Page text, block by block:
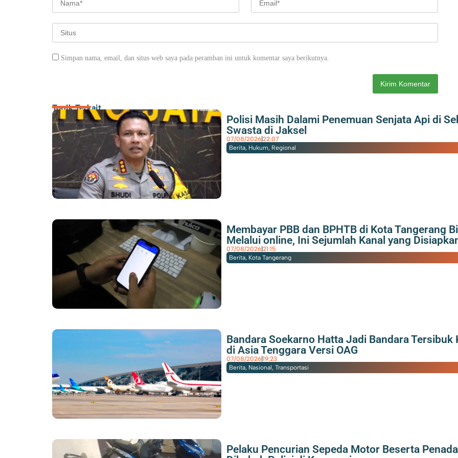
Simpan nama, email, dan situs web saya pada peramban ini untuk komentar saya berikutnya.
Topik Terkait
Polisi Masih Dalami Penemuan Senjata Api di
Swasta di Jaksel
07/08/2026|22:07
Berita, Hukum, Regional
Membayar PBB dan BPHTB di Kota Tangerang
Melalui online, Ini Sejumlah Kanal yang
07/08/2026|21:15
Berita, Kota Tangerang
Bandara Soekarno Hatta Jadi Bandara Tersibuk
di Asia Tenggara Versi OAG
07/08/2026|19:23
Berita, Nasional, Transportasi
Pelaku Pencurian Sepeda Motor Beserta